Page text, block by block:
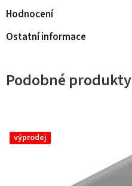
Hodnocení
Ostatní informace
Podobné produkty
výprodej